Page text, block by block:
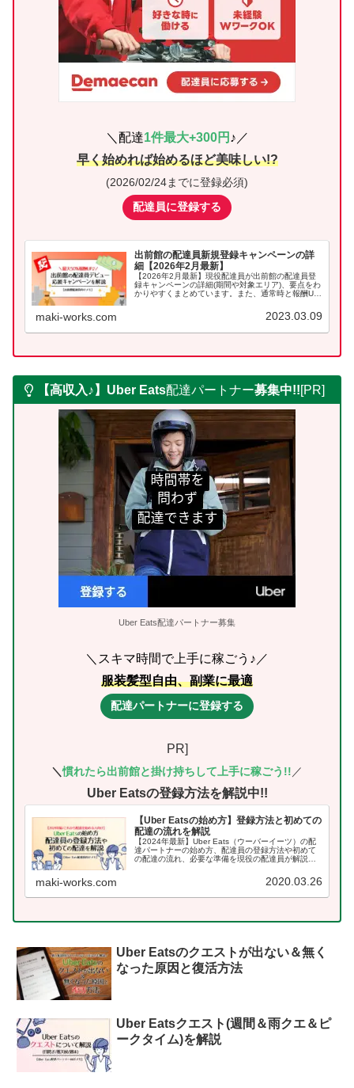
＼配達1件最大+300円 ♪／
早く始めれば始めるほど美味しい!?
(2026/02/24ま でに登録必須)
配達員に登録する
出前館の配達員新規登録キャンペーンの詳
細【2026年2月最新】
【2026年2月最新】現役配達員が出前館の配達員登
録キャンペーンの詳細(期間や対象エリア)、要点をわ
かりやすくまとめています。また、通常時と報酬UP
maki-works.com 2023.03.09
【高収入♪】Uber Eats配達パートナー募集中!![PR]
Uber Eats配達パートナー募集
＼スキマ時間で上手に稼ごう♪／
服装髪型自由、副業に最適
配達パートナーに登録する
PR]
＼慣れたら出前館と掛け持ちして上手に稼ごう!!／
Uber Eatsの登録方法を解説中!!
【Uber Eatsの始め方】登録方法と初めての
配達の流れを解説
【2024年最新】Uber Eats（ウーバーイーツ）の配
達パートナーの始め方、配達員の登録方法や初めて
の配達の流れ、必要な準備を現役の配達員が解説し
maki-works.com 2020.03.26
Uber Eatsのクエストが出ない＆無く
なった原因と復活方法
Uber Eatsクエスト(週間＆雨クエ＆ピ
ークタイム)を解説